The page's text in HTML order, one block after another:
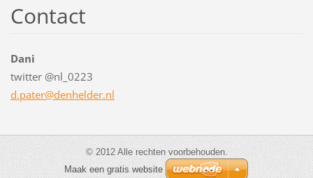
Contact
Dani
twitter @nl_0223
d.pater@denhelder.nl
© 2012 Alle rechten voorbehouden.
Maak een gratis website